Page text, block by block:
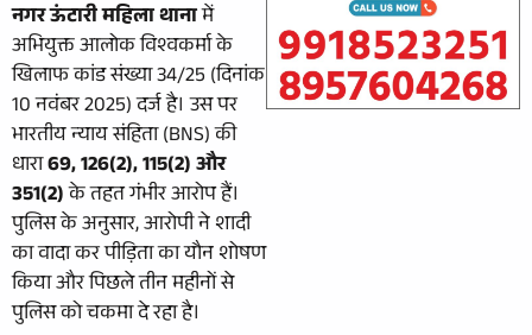
नगर ऊंटारी महिला थानामें
अभियुक्त आलोक विश्वकर्मा के
खिलाफ कांड संख्या 34/25 (दिनांक
10 नवंबर 2025) दर्ज है। उस पर
भारतीय न्याय संहिता (BNS) की
धारा69, 126(2), 115(2) और
351(2)के तहत गंभीर आरोप हैं।
पुलिस के अनुसार, आरोपी ने शादी
का वादा कर पीड़िता का यौन शोषण
किया और पिछले तीन महीनों से
पुलिस को चकमा दे रहा है।